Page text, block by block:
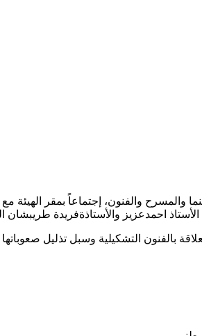
والمسرح والفنون، إجتماعاً بمقر
احمدعزيز والأستاذةفريدة طريبشان
بالفنون التشكيلية وسبل تذليل